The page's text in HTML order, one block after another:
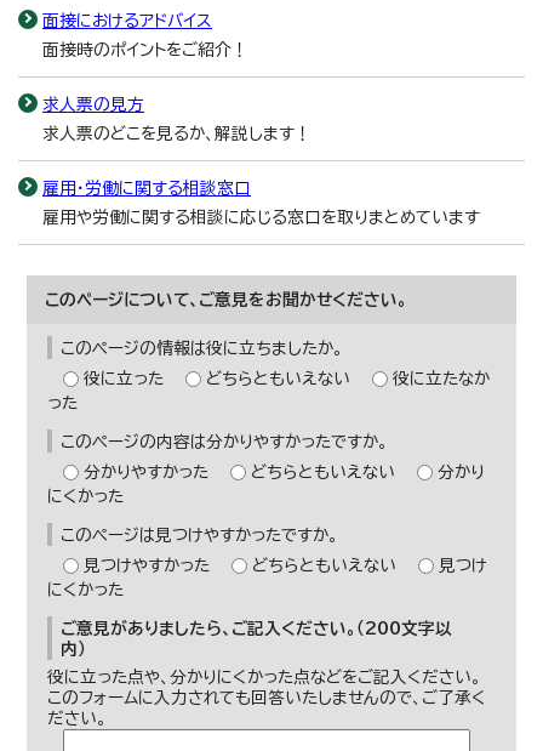
面接におけるアドバイス
面接時のポイントをご紹介！
求人票の見方
求人票のどこを見るか、解説します！
雇用・労働に関する相談窓口
雇用や労働に関する相談に応じる窓口を取りまとめています
このページについて、ご意見をお聞かせください。
このページの情報は役に立ちましたか。
役に立った
どちらともいえない
役に立たなか
った
このページの内容は分かりやすかったですか。
分かりやすかった
どちらともいえない
分かり
にくかった
このページは見つけやすかったですか。
見つけやすかった
どちらともいえない
見つけ
にくかった
ご意見がありましたら、ご記入ください。（200文字以
内）
役に立った点や、分かりにくかった点などをご記入ください。
このフォームに入力されても回答いたしませんので、ご了承く
ださい。